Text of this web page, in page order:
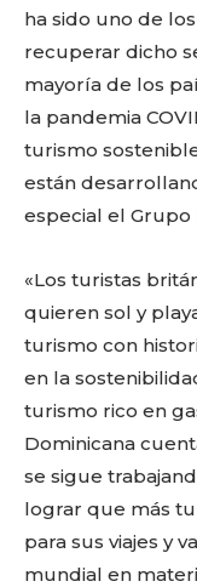
ha sido uno de
recuperar dicho
mayoría de los
la pandemia
turismo
están
especial el Grupo
«Los turistas
quieren sol y
turismo con
en la
turismo rico en
Dominicana
se sigue
lograr que más
para sus viajes y
mundial en